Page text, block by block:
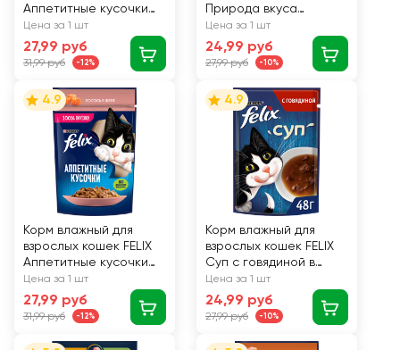
Аппетитные кусочки
Форель в желе, 75г
Цена за 1 шт
27,99 руб
31,99 руб -12%
Природа вкуса
Говядина, 75г
Цена за 1 шт
24,99 руб
27,99 руб -10%
4.9
Корм влажный для
взрослых кошек FELIX
Аппетитные кусочки
Лосось в желе, 75г
Цена за 1 шт
27,99 руб
31,99 руб -12%
4.9
Корм влажный для
взрослых кошек FELIX
Суп с говядиной в
соусе, 48г
Цена за 1 шт
24,99 руб
27,99 руб -10%